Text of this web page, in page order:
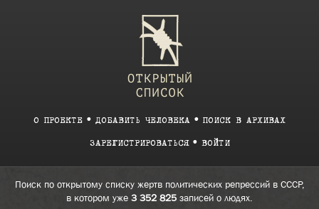
О ПРОЕКТЕ ДОБАВИТЬ ЧЕЛОВЕКА ПОИСК В АРХИВАХ
ЗАРЕГИСТРИРОВАТЬСЯ ВОЙТИ
Поиск по открытому списку жертв политических репрессий в СССР,
в котором уже 3 352 825 записей о людях.